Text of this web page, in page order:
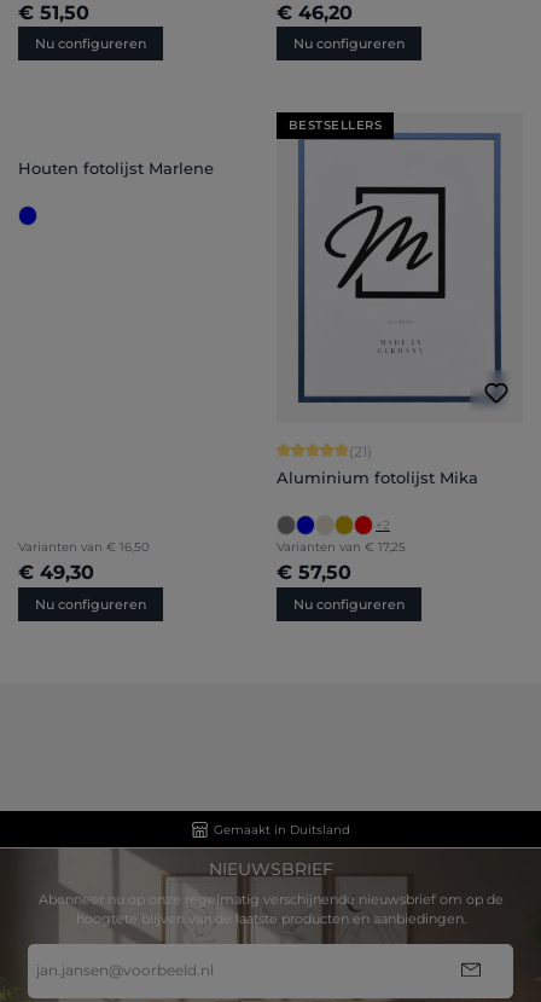
€ 51,50
Nu configureren
€ 46,20
Nu configureren
Houten fotolijst Marlene
Varianten van € 16,50
€ 49,30
Nu configureren
BESTSELLERS
Gemiddelde waardering van 5 van 5
(21)
Aluminium fotolijst Mika
+2
Varianten van € 17,25
€ 57,50
Nu configureren
Gemaakt in Duitsland
NIEUWSBRIEF
Abonneer nu op onze regelmatig verschijnende nieuwsbrief om op de
hoogtete blijven van de laatste producten en aanbiedingen.
mailadres
*